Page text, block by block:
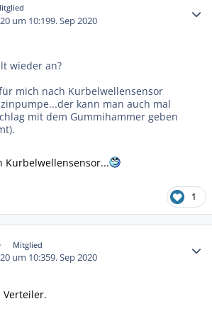
um 10:199. Sep 2020
wieder an?
mich nach Kurbelwellensensor
kann man auch mal
mit dem Gummihammer geben
Kurbelwellensensor...
1
Mitglied
um 10:359. Sep 2020